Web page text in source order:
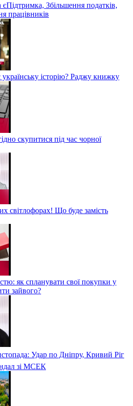
Збільшення податків,
працівників
історію? Раджу книжку
скупитися під час чорної
світлофорах! Що буде замість
як спланувати свої покупки у
зайвого?
Удар по Дніпру, Кривий Ріг
зі МСЕК